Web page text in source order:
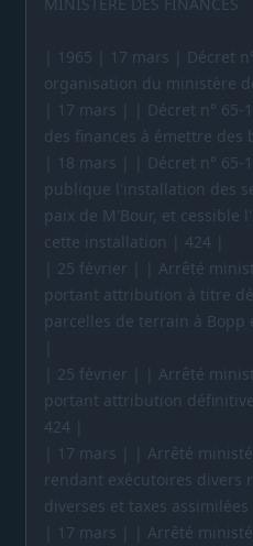
| 1965 | 17 mars | Décret
organisation du ministère
| 17 mars | | Décret n°
des finances à émettre des
| 18 mars | | Décret n°
publique l'installation des
paix de M'Bour, et cessible
cette installation | 424 |
| 25 février | | Arrêté
portant attribution à titre
parcelles de terrain à Bopp
| 25 février | | Arrêté
portant attribution
424 |
| 17 mars | | Arrêté
rendant exécutoires divers
diverses et taxes assimilées
| 17 mars | | Arrêté